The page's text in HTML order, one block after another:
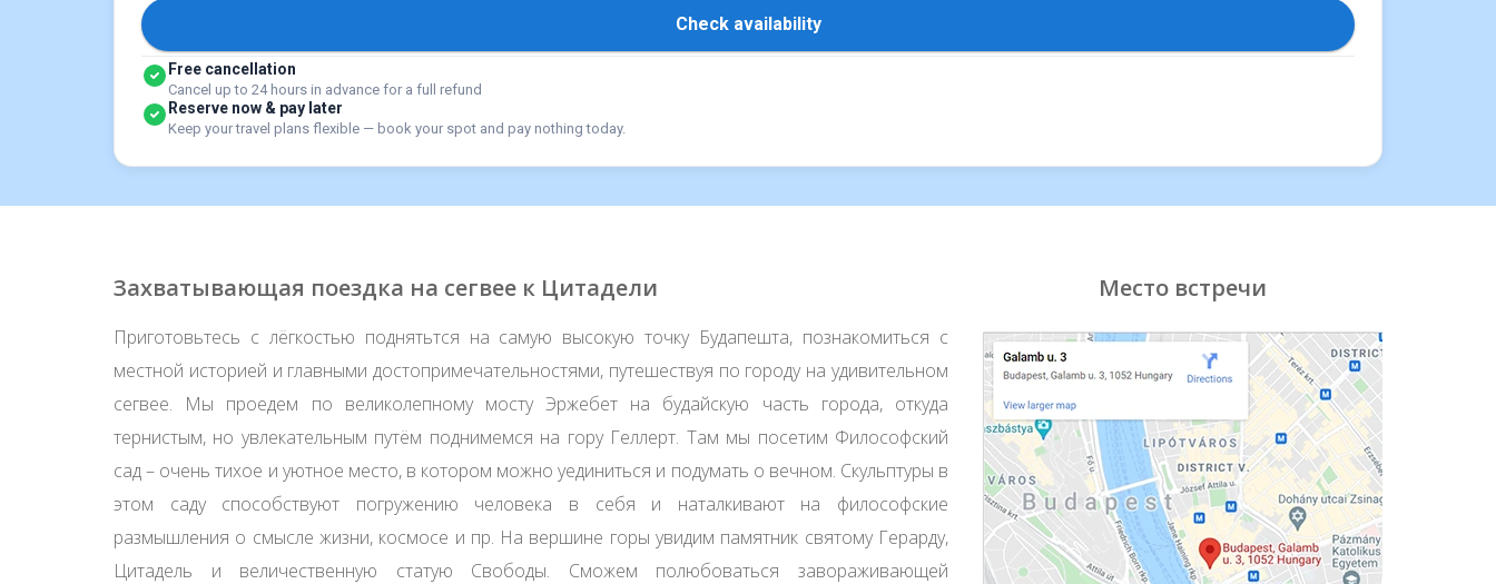
Check availability
Free cancellation
Cancel up to 24 hours in advance for a full refund
Reserve now & pay later
Keep your travel plans flexible — book your spot and pay nothing today.
Захватывающая поездка на сегвее к Цитадели
Приготовьтесь с лёгкостью поднятьтся на самую высокую точку Будапешта, познакомиться с
местной историей и главными достопримечательностями, путешествуя по городу на удивительном
сегвее. Мы проедем по великолепному мосту Эржебет на будайскую часть города, откуда
тернистым, но увлекательным путём поднимемся на гору Геллерт. Там мы посетим Философский
сад – очень тихое и уютное место, в котором можно уединиться и подумать о вечном. Скульптуры в
этом саду способствуют погружению человека в себя и наталкивают на философские
размышления о смысле жизни, космосе и пр. На вершине горы увидим памятник святому Герарду,
Цитадель и величественную статую Свободы. Сможем полюбоваться завораживающей
Место встречи